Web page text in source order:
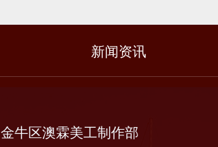
新闻资讯
金牛区澳霖美工制作部